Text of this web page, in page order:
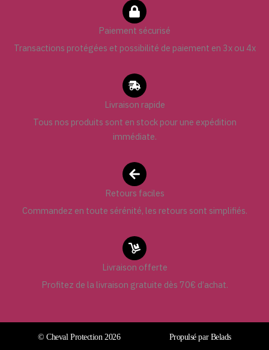
Paiement sécurisé
Transactions protégées et possibilité de paiement en 3x ou 4x
Livraison rapide
Tous nos produits sont en stock pour une expédition
immédiate.
Retours faciles
Commandez en toute sérénité, les retours sont simplifiés.
Livraison offerte
Profitez de la livraison gratuite dès 70€ d’achat.
© Cheval Protection 2026 Propulsé par Belads